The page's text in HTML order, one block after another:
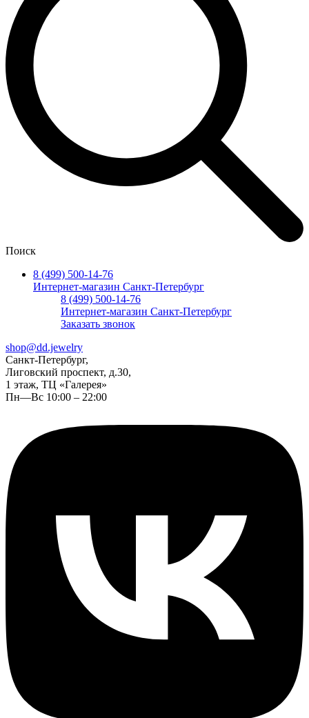
Поиск
8 (499) 500-14-76
Интернет-магазин Санкт-Петербург
8 (499) 500-14-76
Интернет-магазин Санкт-Петербург
Заказать звонок
shop@dd.jewelry
Санкт-Петербург,
Лиговский проспект, д.30,
1 этаж, ТЦ «Галерея»
Пн—Вс 10:00 – 22:00